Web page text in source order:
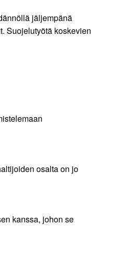
jäljempänä
Suojelutyötä koskevien
osalta on jo
kanssa, johon se